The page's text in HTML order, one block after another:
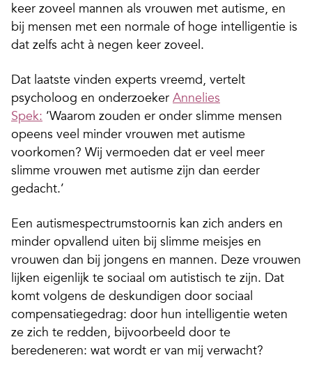
keer zoveel mannen als vrouwen met autisme, en
bij mensen met een normale of hoge intelligentie is
dat zelfs acht à negen keer zoveel.
Dat laatste vinden experts vreemd, vertelt
psycholoog en onderzoeker Annelies
Spek: ‘Waarom zouden er onder slimme mensen
opeens veel minder vrouwen met autisme
voorkomen? Wij vermoeden dat er veel meer
slimme vrouwen met autisme zijn dan eerder
gedacht.’
Een autismespectrumstoornis kan zich anders en
minder opvallend uiten bij slimme meisjes en
vrouwen dan bij jongens en mannen. Deze vrouwen
lijken eigenlijk te sociaal om autistisch te zijn. Dat
komt volgens de deskundigen door sociaal
compensatiegedrag: door hun intelligentie weten
ze zich te redden, bijvoorbeeld door te
beredeneren: wat wordt er van mij verwacht?